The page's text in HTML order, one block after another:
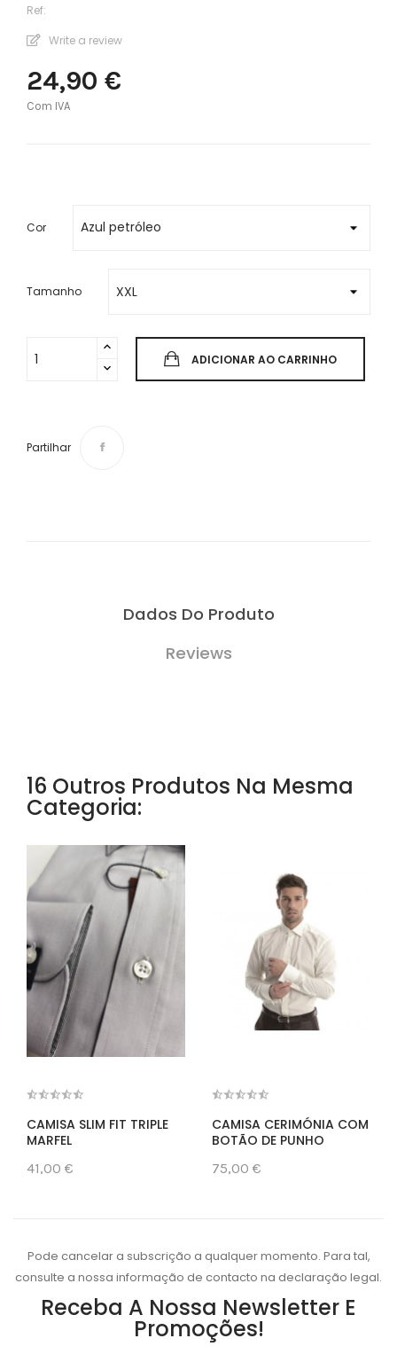
Ref:
Write a review
24,90 €
Com IVA
Cor
Tamanho
ADICIONAR AO CARRINHO
Partilhar
Dados Do Produto
Reviews
16 Outros Produtos Na Mesma
Categoria:
CAMISA SLIM FIT TRIPLE
MARFEL
41,00 €
CAMISA CERIMÓNIA COM
BOTÃO DE PUNHO
75,00 €
Pode cancelar a subscrição a qualquer momento. Para tal,
consulte a nossa informação de contacto na declaração legal.
Receba A Nossa Newsletter E
Promoções!